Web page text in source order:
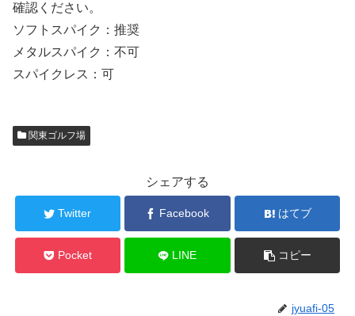
確認ください。
ソフトスパイク：推奨
メタルスパイク：不可
スパイクレス：可
関東ゴルフ場
シェアする
Twitter Facebook はてブ
Pocket LINE コピー
jyuafi-05